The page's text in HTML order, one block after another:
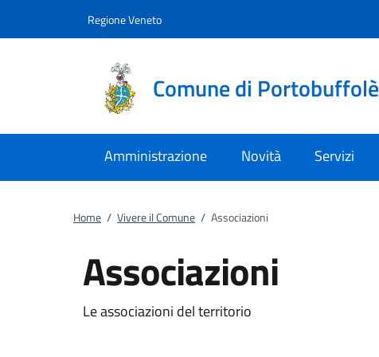
Regione Veneto
Comune di Portobuffolè
Amministrazione Novità Servizi
Home / Vivere il Comune / Associazioni
Associazioni
Le associazioni del territorio